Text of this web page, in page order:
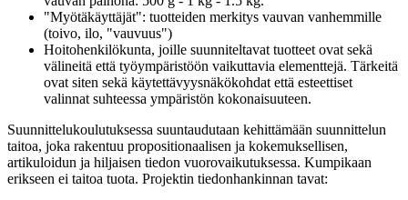
"Myötäkäyttäjät": tuotteiden merkitys vauvan vanhemmille
(toivo, ilo, "vauvuus")
Hoitohenkilökunta, joille suunniteltavat tuotteet ovat sekä
välineitä että työympäristöön vaikuttavia elementtejä. Tärkeitä
ovat siten sekä käytettävyysnäkökohdat että esteettiset
valinnat suhteessa ympäristön kokonaisuuteen.
Suunnittelukoulutuksessa suuntaudutaan kehittämään suunnittelun
taitoa, joka rakentuu propositionaalisen ja kokemuksellisen,
artikuloidun ja hiljaisen tiedon vuorovaikutuksessa. Kumpikaan
erikseen ei taitoa tuota. Projektin tiedonhankinnan tavat: